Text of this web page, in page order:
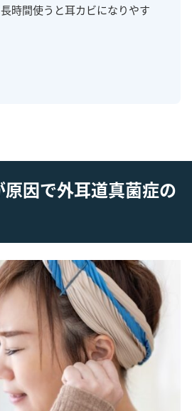
時間使うと耳カビになりやす
原因で外耳道真菌症の